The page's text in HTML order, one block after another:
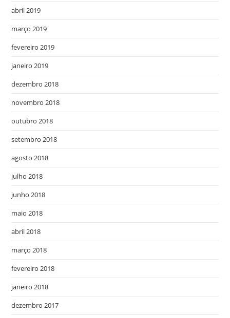
abril 2019
março 2019
fevereiro 2019
janeiro 2019
dezembro 2018
novembro 2018
outubro 2018
setembro 2018
agosto 2018
julho 2018
junho 2018
maio 2018
abril 2018
março 2018
fevereiro 2018
janeiro 2018
dezembro 2017